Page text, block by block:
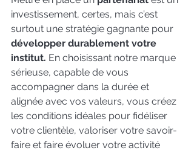
investissement, certes, mais c’est
surtout une stratégie gagnante pour
développer durablement votre
institut. En choisissant notre marque
sérieuse, capable de vous
accompagner dans la durée et
alignée avec vos valeurs, vous créez
les conditions idéales pour fidéliser
votre clientèle, valoriser votre savoir-
faire et faire évoluer votre activité